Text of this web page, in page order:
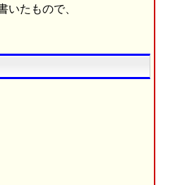
たもので、